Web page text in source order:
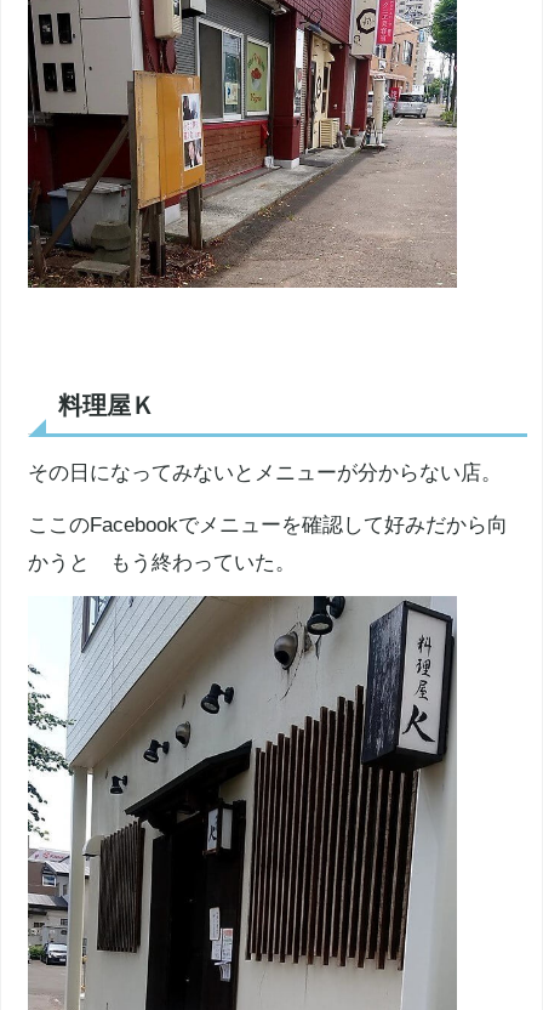
料理屋Ｋ
その日になってみないとメニューが分からない店。
ここのFacebookでメニューを確認して好みだから向
かうと もう終わっていた。